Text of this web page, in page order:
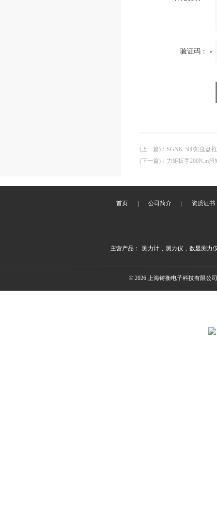
验证码：
(上一篇) ： SGNK-500刻度盘
(下一篇) ： 力矩扳手200N.m
首页 公司简介 资质证书
主营产品： 测力计 , 测力仪 , 数显测力
© 2026 上海铸衡电子科技有限公